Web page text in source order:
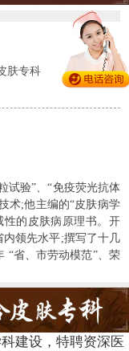
肤专科
(428人
验”、“免疫荧光抗体
术;他主编的“皮肤病学
性的皮肤病原理书。开
领先水平;撰写了十几
“省、市劳动模范”、荣
建设，特聘资深医